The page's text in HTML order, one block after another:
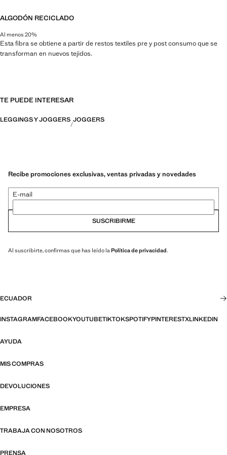
ALGODÓN RECICLADO
Al menos 20%
Esta fibra se obtiene a partir de restos textiles pre y post consumo que se
transforman en nuevos tejidos.
TE PUEDE INTERESAR
LEGGINGS Y JOGGERS JOGGERS
Recibe promociones exclusivas, ventas privadas y novedades
E-mail
SUSCRIBIRME
Al suscribirte, confirmas que has leído laPolítica de privacidad.
ECUADOR
INSTAGRAMFACEBOOKYOUTUBETIKTOKSPOTIFYPINTERESTXLINKEDIN
AYUDA
MIS COMPRAS
DEVOLUCIONES
EMPRESA
TRABAJA CON NOSOTROS
PRENSA